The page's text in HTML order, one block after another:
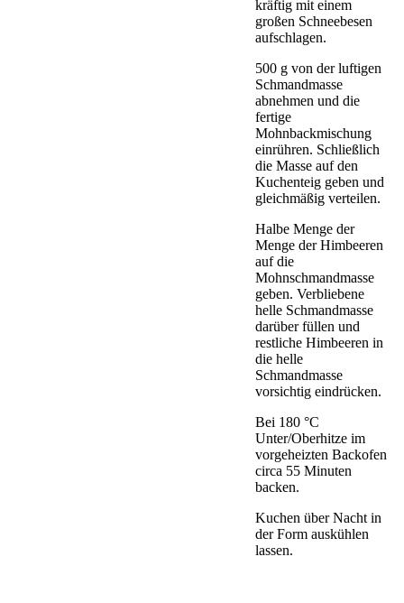
kräftig mit einem
großen Schneebesen
aufschlagen.
500 g von der luftigen
Schmandmasse
abnehmen und die
fertige
Mohnbackmischung
einrühren. Schließlich
die Masse auf den
Kuchenteig geben und
gleichmäßig verteilen.
Halbe Menge der
Menge der Himbeeren
auf die
Mohnschmandmasse
geben. Verbliebene
helle Schmandmasse
darüber füllen und
restliche Himbeeren in
die helle
Schmandmasse
vorsichtig eindrücken.
Bei 180 °C
Unter/Oberhitze im
vorgeheizten Backofen
circa 55 Minuten
backen.
Kuchen über Nacht in
der Form auskühlen
lassen.